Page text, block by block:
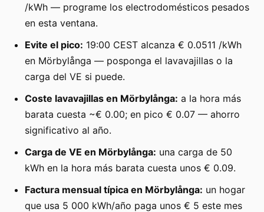
/kWh — programe los electrodomésticos pesados
en esta ventana.
Evite el pico: 19:00 CEST alcanza € 0.0511 /kWh
en Mörbylånga — posponga el lavavajillas o la
carga del VE si puede.
Coste lavavajillas en Mörbylånga: a la hora más
barata cuesta ~€ 0.00; en pico € 0.07 — ahorro
significativo al año.
Carga de VE en Mörbylånga: una carga de 50
kWh en la hora más barata cuesta unos € 0.09.
Factura mensual típica en Mörbylånga: un hogar
que usa 5 000 kWh/año paga unos € 5 este mes